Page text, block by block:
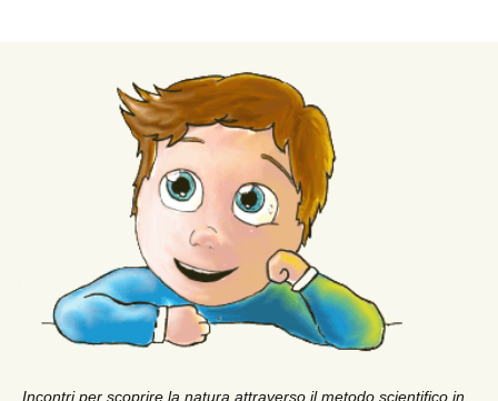
Incontri per scoprire la natura attraverso il metodo scientifico in